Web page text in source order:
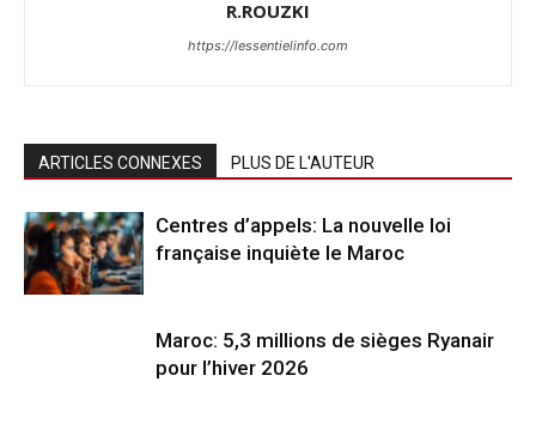
R.ROUZKI
https://lessentielinfo.com
ARTICLES CONNEXES PLUS DE L'AUTEUR
Centres d’appels: La nouvelle loi
française inquiète le Maroc
Maroc: 5,3 millions de sièges Ryanair
pour l’hiver 2026